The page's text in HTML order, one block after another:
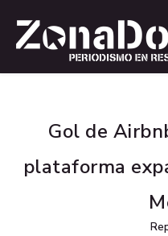
Gol de
plataforma